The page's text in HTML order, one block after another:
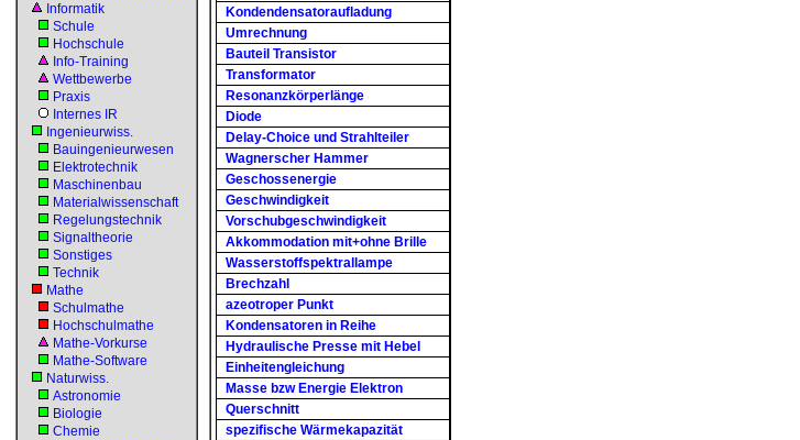
Informatik
Schule
Hochschule
Info-Training
Wettbewerbe
Praxis
Internes IR
Ingenieurwiss.
Bauingenieurwesen
Elektrotechnik
Maschinenbau
Materialwissenschaft
Regelungstechnik
Signaltheorie
Sonstiges
Technik
Mathe
Schulmathe
Hochschulmathe
Mathe-Vorkurse
Mathe-Software
Naturwiss.
Astronomie
Biologie
Chemie
Kondendensatoraufladung
Umrechnung
Bauteil Transistor
Transformator
Resonanzkörperlänge
Diode
Delay-Choice und Strahlteiler
Wagnerscher Hammer
Geschossenergie
Geschwindigkeit
Vorschubgeschwindigkeit
Akkommodation mit+ohne Brille
Wasserstoffspektrallampe
Brechzahl
azeotroper Punkt
Kondensatoren in Reihe
Hydraulische Presse mit Hebel
Einheitengleichung
Masse bzw Energie Elektron
Querschnitt
spezifische Wärmekapazität